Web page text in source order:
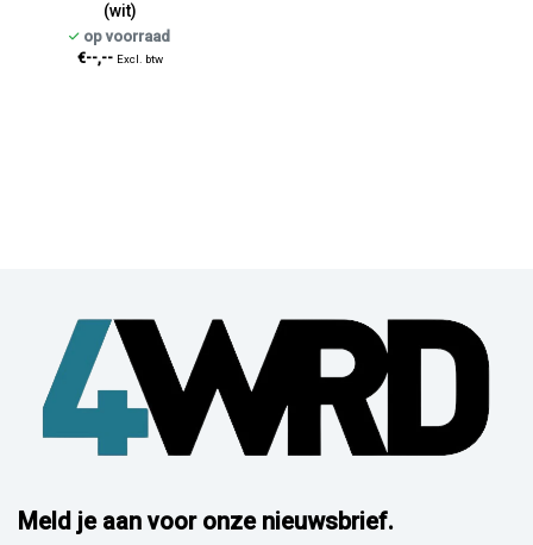
(wit)
op voorraad
€--,-- Excl. btw
Meld je aan voor onze nieuwsbrief.